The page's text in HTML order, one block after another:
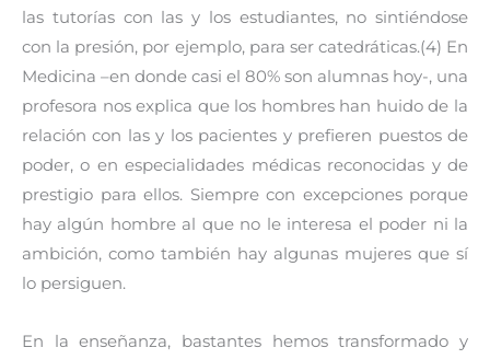
las tutorías con las y los estudiantes, no sintiéndose
con la presión, por ejemplo, para ser catedráticas.(4) En
Medicina –en donde casi el 80% son alumnas hoy-, una
profesora nos explica que los hombres han huido de la
relación con las y los pacientes y prefieren puestos de
poder, o en especialidades médicas reconocidas y de
prestigio para ellos. Siempre con excepciones porque
hay algún hombre al que no le interesa el poder ni la
ambición, como también hay algunas mujeres que sí
lo persiguen.
En la enseñanza, bastantes hemos transformado y